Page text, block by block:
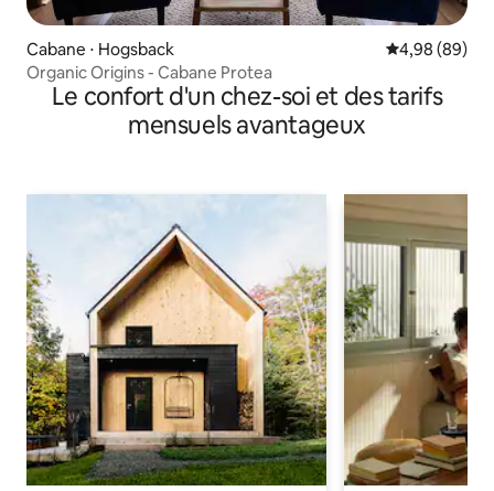
Cabane ⋅ Hogsback Évaluation
4,98 (89)
Organic Origins - Cabane Protea
Le confort d'un chez-soi et des tarifs
mensuels avantageux